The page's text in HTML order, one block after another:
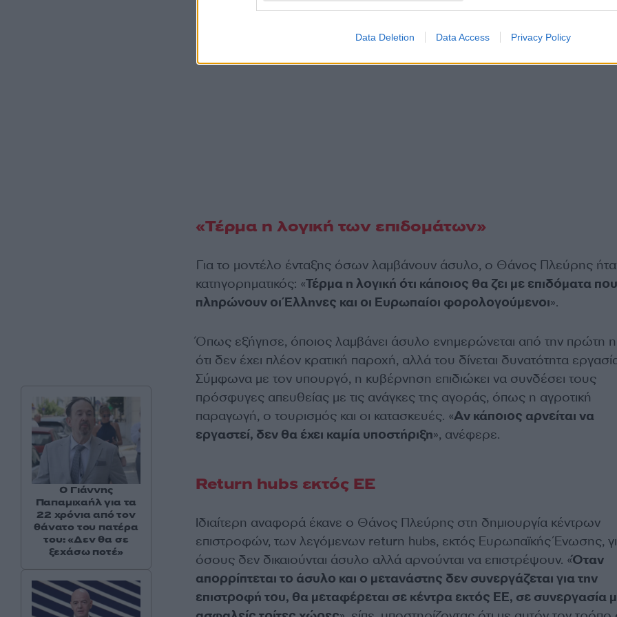
Data Deletion Data Access Privacy Policy
«Τέρμα η λογική των επιδομάτων»
Για το μοντέλο ένταξης όσων λαμβάνουν άσυλο, ο Θάνος Πλεύρης
κατηγορηματικός: «Τέρμα η λογική ότι κάποιος θα ζει με επιδόματα που
πληρώνουν οι Έλληνες και οι Ευρωπαίοι φορολογούμενοι».
Όπως εξήγησε, όποιος λαμβάνει άσυλο ενημερώνεται από την πρώτη
ότι δεν έχει πλέον κρατική παροχή, αλλά του δίνεται δυνατότητα
Σύμφωνα με τον υπουργό, η κυβέρνηση επιδιώκει να συνδέσει τους
πρόσφυγες απευθείας με τις ανάγκες της αγοράς, όπως η αγροτική
παραγωγή, ο τουρισμός και οι κατασκευές. «Αν κάποιος αρνείται να
εργαστεί, δεν θα έχει καμία υποστήριξη», ανέφερε.
Return hubs εκτός ΕΕ
Ιδιαίτερη αναφορά έκανε ο Θάνος Πλεύρης στη δημιουργία κέντρων
επιστροφών, των λεγόμενων return hubs, εκτός Ευρωπαϊκής Ένωσης,
όσους δεν δικαιούνται άσυλο αλλά αρνούνται να επιστρέψουν. «Όταν
απορρίπτεται το άσυλο και ο μετανάστης δεν συνεργάζεται για την
επιστροφή του, θα μεταφέρεται σε κέντρα εκτός ΕΕ, σε συνεργασία
Ο Γιάννης
Παπαμιχαήλ για τα
22 χρόνια από τον
θάνατο του πατέρα
του: «Δεν θα σε
ξεχάσω ποτέ»